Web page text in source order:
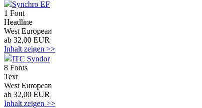
Synchro EF
1 Font
Headline
West European
ab 32,00 EUR
Inhalt zeigen >>
ITC Syndor
8 Fonts
Text
West European
ab 32,00 EUR
Inhalt zeigen >>